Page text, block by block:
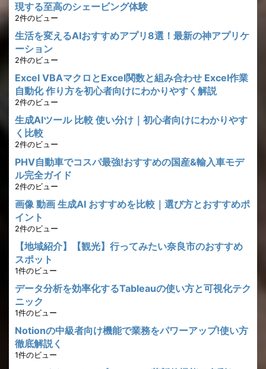
現する至高のシェービング体験
2件のビュー
生活を変えるAIおすすめアプリ8選！最新の神アプリケ
ーション
2件のビュー
Excel VBAマクロとExcel関数と組み合わせ Excel作業
自動化 作り方を初心者向けにわかりやすく解説
2件のビュー
生成AIツール 比較 使い分け｜初心者向けにわかりやす
く比較
2件のビュー
PHV自動車でコスパ最強!おすすめの国産&輸入車モデ
ル完全ガイド
2件のビュー
画像 動画 生成AI おすすめを比較｜選び方とおすすめポ
イント
2件のビュー
【地域紹介】【観光】行ってみたい奈良市のおすすめ
スポット
1件のビュー
データ分析を効率化するTableauの使い方と可視化テク
ニック
1件のビュー
Notionの中級者向け機能で業務をパワーアップ!使い方
徹底解説く
1件のビュー